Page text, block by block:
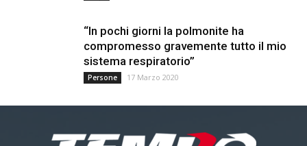
“In pochi giorni la polmonite ha
compromesso gravemente tutto il mio
sistema respiratorio”
Persone 17 Marzo 2020